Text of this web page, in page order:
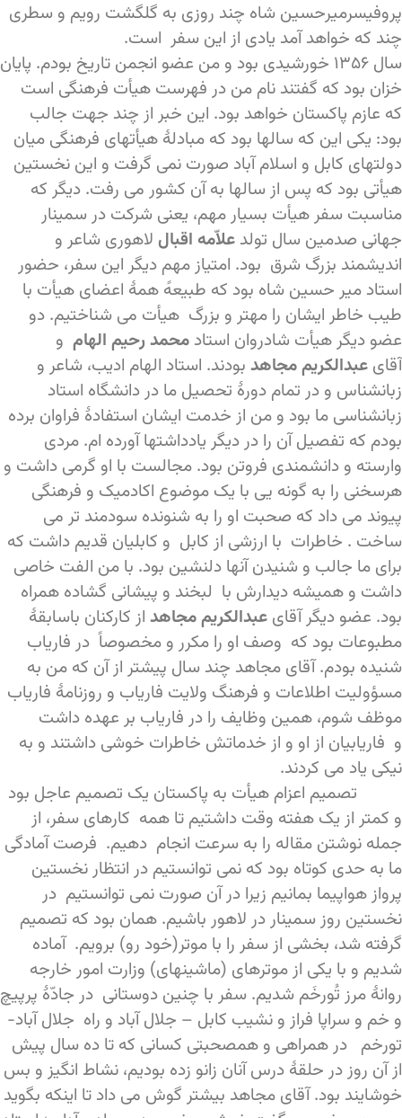
پروفیسرمیرحسین شاه چند روزی به گلگشت رویم و سطری
چند که خواهد آمد یادی از این سفر است.
سال ۱۳۵۶ خورشیدی بود و من عضو انجمن تاریخ بودم. پایان
خزان بود که گفتند نام من در فهرست هیأت فرهنگی است
که عازم پاکستان خواهد بود. این خبر از چند جهت جالب
بود: یکی این که سالها بود که مبادلۀ هیأتهای فرهنگی میان
دولتهای کابل و اسلام آباد صورت نمی گرفت و این نخستین
هیأتی بود که پس از سالها به آن کشور می رفت. دیگر که
مناسبت سفر هیأت بسیار مهم، یعنی شرکت در سمینار
جهانی صدمین سال تولد علاّمه اقبال لاهوری شاعر و
اندیشمند بزرگ شرق بود. امتیاز مهم دیگر این سفر، حضور
استاد میر حسین شاه بود که طبیعهً همۀ اعضای هیأت با
طیب خاطر ایشان را مهتر و بزرگ هیأت می شناختیم. دو
عضو دیگر هیأت شادروان استاد محمد رحیم الهام و
آقای عبدالکریم مجاهد بودند. استاد الهام ادیب، شاعر و
زبانشناس و در تمام دورۀ تحصیل ما در دانشگاه استاد
زبانشناسی ما بود و من از خدمت ایشان استفادۀ فراوان برده
بودم که تفصیل آن را در دیگر یادداشتها آورده ام. مردی
وارسته و دانشمندی فروتن بود. مجالست با او گرمی داشت و
هرسخنی را به گونه یی با یک موضوع اکادمیک و فرهنگی
پیوند می داد که صحبت او را به شنونده سودمند تر می
ساخت . خاطرات با ارزشی از کابل و کابلیان قدیم داشت که
برای ما جالب و شنیدن آنها دلنشین بود. با من الفت خاصی
داشت و همیشه دیدارش با لبخند و پیشانی گشاده همراه
بود. عضو دیگر آقای عبدالکریم مجاهد از کارکنان باسابقۀ
مطبوعات بود که وصف او را مکرر و مخصوصاً در فاریاب
شنیده بودم. آقای مجاهد چند سال پیشتر از آن که من به
مسؤولیت اطلاعات و فرهنگ ولایت فاریاب و روزنامۀ فاریاب
موظف شوم، همین وظایف را در فاریاب بر عهده داشت
و فاریابیان از او و از خدماتش خاطرات خوشی داشتند و به
نیکی یاد می کردند.
تصمیم اعزام هیأت به پاکستان یک تصمیم عاجل بود
و کمتر از یک هفته وقت داشتیم تا همه کارهای سفر، از
جمله نوشتن مقاله را به سرعت انجام دهیم. فرصت آمادگی
ما به حدی کوتاه بود که نمی توانستیم در انتظار نخستین
پرواز هواپیما بمانیم زیرا در آن صورت نمی توانستیم در
نخستین روز سمینار در لاهور باشیم. همان بود که تصمیم
گرفته شد، بخشی از سفر را با موتر(خود رو) برویم. آماده
شدیم و با یکی از موترهای (ماشینهای) وزارت امور خارجه
روانۀ مرز تُورخَم شدیم. سفر با چنین دوستانی در جادّۀ پرپیچ
و خم و سراپا فراز و نشیب کابل – جلال آباد و راه جلال آباد-
تورخم در همراهی و همصحبتی کسانی که تا ده سال پیش
از آن روز در حلقۀ درس آنان زانو زده بودیم، نشاط انگیز و بس
خوشایند بود. آقای مجاهد بیشتر گوش می داد تا اینکه بگوید